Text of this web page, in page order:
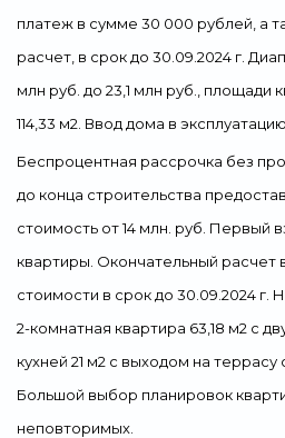
платеж в сумме 30 000 рублей, а
расчет, в срок до 30.09.2024 г.
млн руб. до 23,1 млн руб., площади
114,33 м2. Ввод дома в
Беспроцентная рассрочка без
до конца строительства
стоимость от 14 млн. руб. Первый
квартиры. Окончательный расчет
стоимости в срок до 30.09.2024 г.
2-комнатная квартира 63,18 м2 с
кухней 21 м2 с выходом на террасу
Большой выбор планировок
неповторимых.